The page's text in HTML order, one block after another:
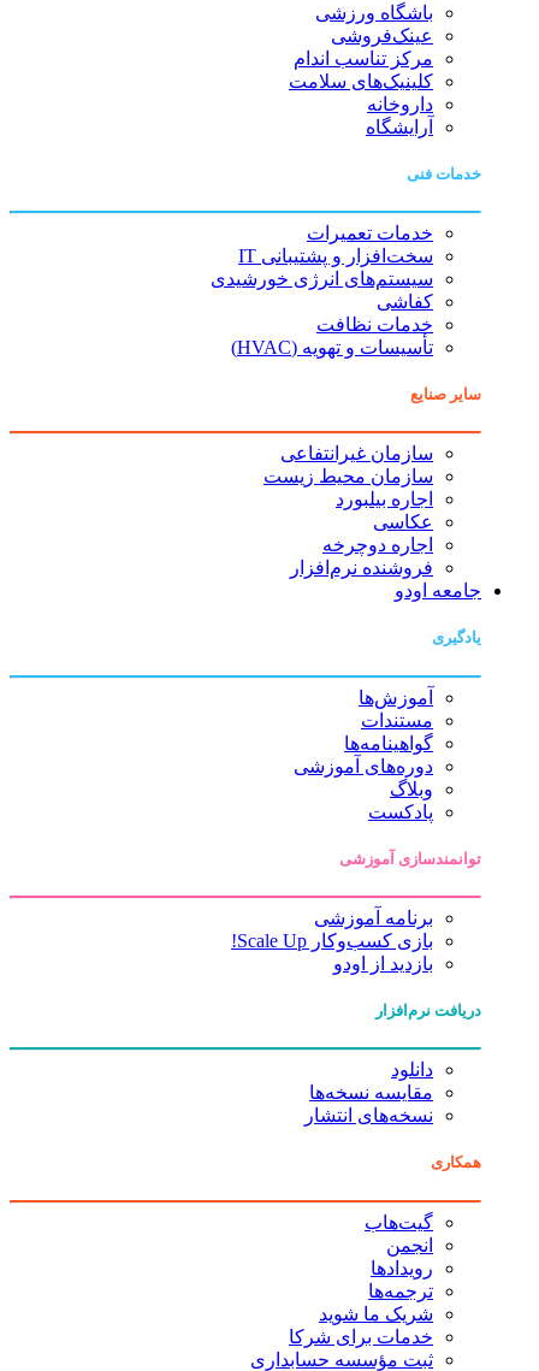
باشگاه ورزشی
عینک‌فروشی
مرکز تناسب اندام
کلینیک‌های سلامت
داروخانه
آرایشگاه
خدمات فنی
خدمات تعمیرات
سخت‌افزار و پشتیبانی IT
سیستم‌های انرژی خورشیدی
کفاشی
خدمات نظافت
تأسیسات و تهویه (HVAC)
سایر صنایع
سازمان غیرانتفاعی
سازمان محیط زیست
اجاره بیلبورد
عکاسی
اجاره دوچرخه
فروشنده نرم‌افزار
جامعه اودو
یادگیری
آموزش‌ها
مستندات
گواهینامه‌ها
دوره‌های آموزشی
وبلاگ
پادکست
توانمندسازی آموزشی
برنامه آموزشی
بازی کسب‌وکار Scale Up!
بازدید از اودو
دریافت نرم‌افزار
دانلود
مقایسه نسخه‌ها
نسخه‌های انتشار
همکاری
گیت‌هاب
انجمن
رویدادها
ترجمه‌ها
شریک ما شوید
خدمات برای شرکا
ثبت مؤسسه حسابداری